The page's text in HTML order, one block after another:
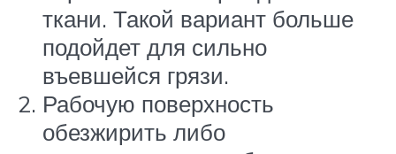
ткани. Такой вариант больше
подойдет для сильно
въевшейся грязи.
Рабочую поверхность
обезжирить либо